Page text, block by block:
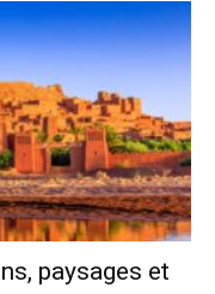
paysages et